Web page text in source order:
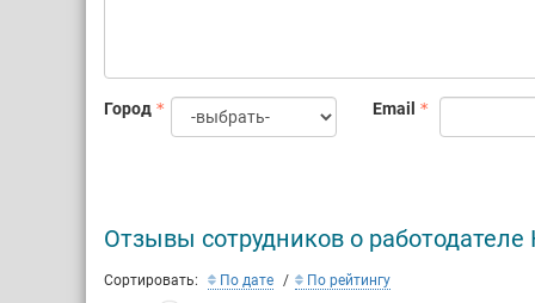
новые
Со дня
Город Email
Отзывы сотрудников о
Сортировать: По дате По рейтингу